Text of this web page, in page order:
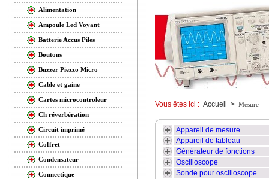
Alimentation
Ampoule Led Voyant
Batterie Accus Piles
Boutons
Buzzer Piezzo Micro
Cable et gaine
Cartes microcontroleur
Ch réverbération
Circuit imprimé
Coffret
Condensateur
Connectique
Vous êtes ici : Accueil > Mesure
Appareil de mesure
Appareil de tableau
Générateur de fonctions
Oscilloscope
Sonde pour oscilloscope